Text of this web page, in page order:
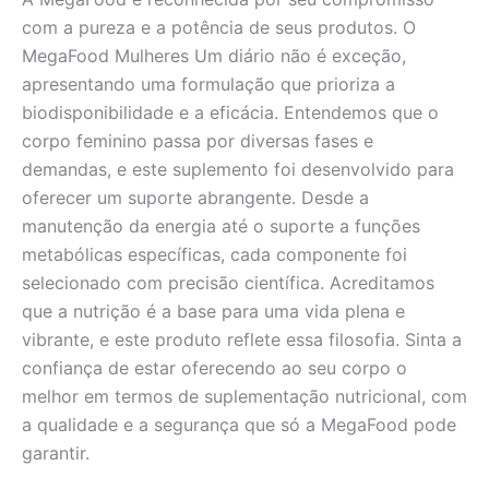
com a pureza e a potência de seus produtos. O
MegaFood Mulheres Um diário não é exceção,
apresentando uma formulação que prioriza a
biodisponibilidade e a eficácia. Entendemos que o
corpo feminino passa por diversas fases e
demandas, e este suplemento foi desenvolvido para
oferecer um suporte abrangente. Desde a
manutenção da energia até o suporte a funções
metabólicas específicas, cada componente foi
selecionado com precisão científica. Acreditamos
que a nutrição é a base para uma vida plena e
vibrante, e este produto reflete essa filosofia. Sinta a
confiança de estar oferecendo ao seu corpo o
melhor em termos de suplementação nutricional, com
a qualidade e a segurança que só a MegaFood pode
garantir.